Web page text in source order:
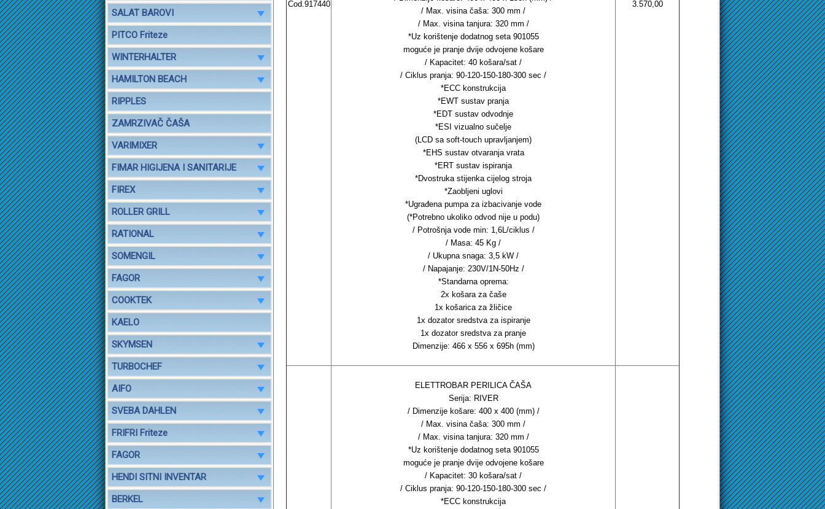
SALAT BAROVI
PITCO Friteze
WINTERHALTER
HAMILTON BEACH
RIPPLES
ZAMRZIVAČ ČAŠA
VARIMIXER
FIMAR HIGIJENA I SANITARIJE
FIREX
ROLLER GRILL
RATIONAL
SOMENGIL
FAGOR
COOKTEK
KAELO
SKYMSEN
TURBOCHEF
AIFO
SVEBA DAHLEN
FRIFRI Friteze
FAGOR
HENDI SITNI INVENTAR
BERKEL
Cod.917440
/ Max. visina čaša: 300 mm /
/ Max. visina tanjura: 320 mm /
*Uz korištenje dodatnog seta 901055
moguće je pranje dvije odvojene košare
/ Kapacitet: 40 košara/sat /
/ Ciklus pranja: 90-120-150-180-300 sec /
*ECC konstrukcija
*EWT sustav pranja
*EDT sustav odvodnje
*ESI vizualno sučelje
(LCD sa soft-touch upravljanjem)
*EHS sustav otvaranja vrata
*ERT sustav ispiranja
*Dvostruka stijenka cijelog stroja
*Zaobljeni uglovi
*Ugrađena pumpa za izbacivanje vode
(*Potrebno ukoliko odvod nije u podu)
/ Potrošnja vode min: 1,6L/ciklus /
/ Masa: 45 Kg /
/ Ukupna snaga: 3,5 kW /
/ Napajanje: 230V/1N-50Hz /
*Standarna oprema:
2x košara za čaše
1x košarica za žličice
1x dozator sredstva za ispiranje
1x dozator sredstva za pranje
Dimenzije: 466 x 556 x 695h (mm)
3.570,00
ELETTROBAR PERILICA ČAŠA
Serija: RIVER
/ Dimenzije košare: 400 x 400 (mm) /
/ Max. visina čaša: 300 mm /
/ Max. visina tanjura: 320 mm /
*Uz korištenje dodatnog seta 901055
moguće je pranje dvije odvojene košare
/ Kapacitet: 30 košara/sat /
/ Ciklus pranja: 90-120-150-180-300 sec /
*ECC konstrukcija